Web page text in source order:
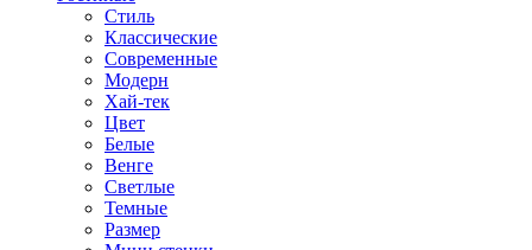
Стиль
Классические
Современные
Модерн
Хай-тек
Цвет
Белые
Венге
Светлые
Темные
Размер